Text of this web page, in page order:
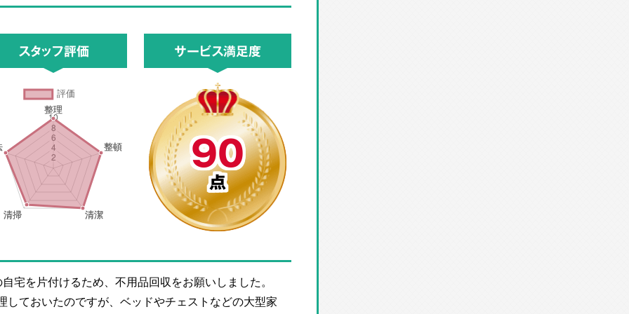
スタッフ評価 サービス満足度
90
点
宅を片付けるため、不用品回収をお願いしました。
しておいたのですが、ベッドやチェストなどの大型家